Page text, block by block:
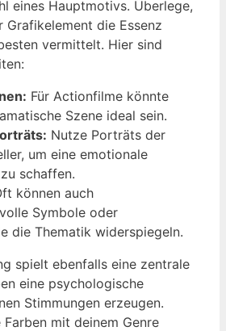
eines Hauptmotivs. Überlege,
Grafikelement die Essenz
vermittelt. Hier sind
Für Actionfilme könnte
Szene ideal sein.
Nutze Porträts der
um eine emotionale
schaffen.
können auch
Symbole oder
die Thematik widerspiegeln.
spielt ebenfalls eine zentrale
eine psychologische
Stimmungen erzeugen.
mit deinem Genre